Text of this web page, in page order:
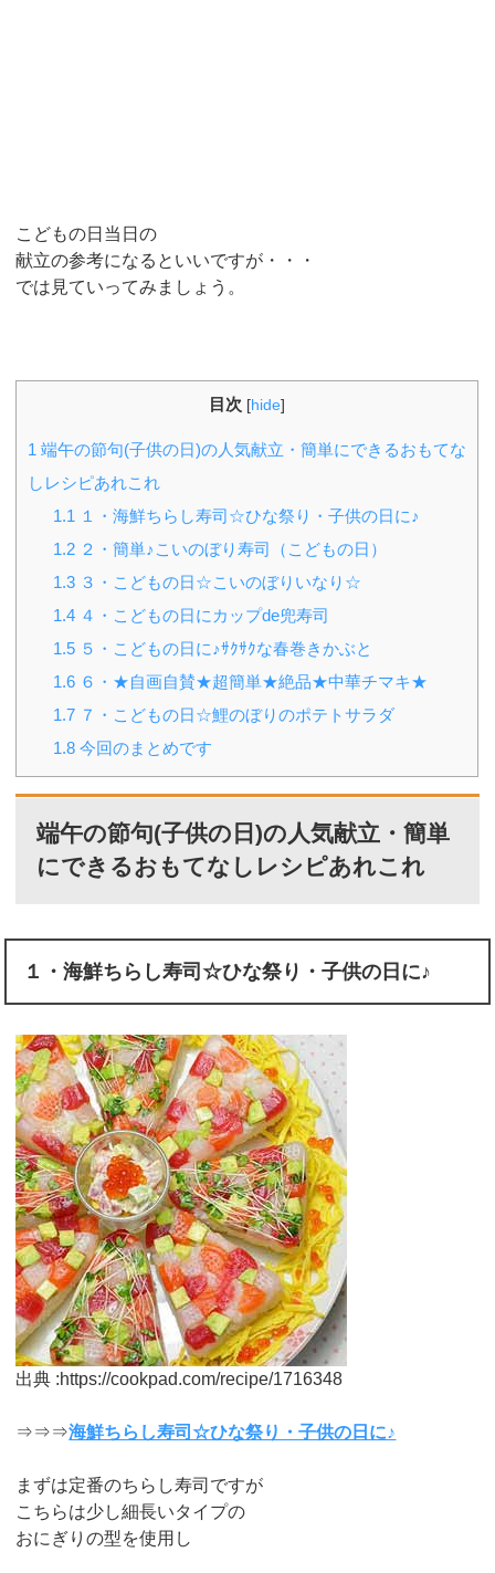
こどもの日当日の
献立の参考になるといいですが・・・
では見ていってみましょう。
目次 [hide]
1 端午の節句(子供の日)の人気献立・簡単にできるおもてな
しレシピあれこれ
1.1 １・海鮮ちらし寿司☆ひな祭り・子供の日に♪
1.2 ２・簡単♪こいのぼり寿司（こどもの日）
1.3 ３・こどもの日☆こいのぼりいなり☆
1.4 ４・こどもの日にカップde兜寿司
1.5 ５・こどもの日に♪ｻｸｻｸな春巻きかぶと
1.6 ６・★自画自賛★超簡単★絶品★中華チマキ★
1.7 ７・こどもの日☆鯉のぼりのポテトサラダ
1.8 今回のまとめです
端午の節句(子供の日)の人気献立・簡単
にできるおもてなしレシピあれこれ
１・海鮮ちらし寿司☆ひな祭り・子供の日に♪
出典 :https://cookpad.com/recipe/1716348
⇒⇒⇒海鮮ちらし寿司☆ひな祭り・子供の日に♪
まずは定番のちらし寿司ですが
こちらは少し細長いタイプの
おにぎりの型を使用し